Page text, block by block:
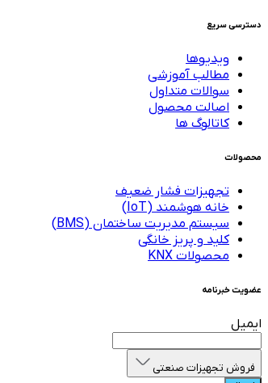
دسترسی سریع
ویدیوها
مطالب آموزشی
سوالات متداول
اصالت محصول
کاتالوگ ها
محصولات
تجهیزات فشار ضعیف
خانه هوشمند (IoT)
سیستم مدیریت ساختمان (BMS)
کلید و پریز خانگی
محصولات KNX
عضویت خبرنامه
ایمیل
فروش تجهیزات صنعتی